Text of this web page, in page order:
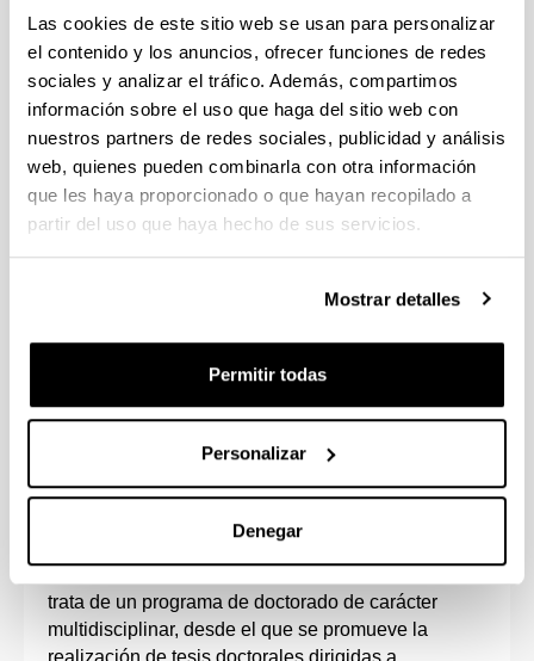
Las cookies de este sitio web se usan para personalizar
el contenido y los anuncios, ofrecer funciones de redes
sociales y analizar el tráfico. Además, compartimos
información sobre el uso que haga del sitio web con
nuestros partners de redes sociales, publicidad y análisis
web, quienes pueden combinarla con otra información
que les haya proporcionado o que hayan recopilado a
partir del uso que haya hecho de sus servicios.
Mostrar detalles
Permitir todas
Personalizar
Denegar
Doctorado en Estudios sobre
Desarrollo
Este programa está impulsado por el Instituto
Hegoa y los Departamentos de Economía Aplicada
Derecho de la Empresa y el Instituo GEZKI.
Está orientado a la formación de investigadores e
investigadoras en las materias relacionadas con las
trata de un programa de doctorado de carácter
multidisciplinar, desde el que se promueve la